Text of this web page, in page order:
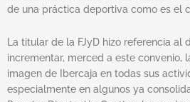
de una práctica deportiva como es el
La titular de la FJyD hizo referencia al
incrementar, merced a este convenio,
imagen de Ibercaja en todas sus
especialmente en algunos ya